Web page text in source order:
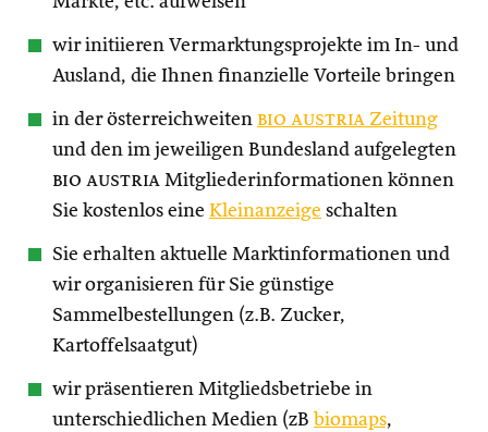
wir initiieren Vermarktungsprojekte im In- und
Ausland, die Ihnen finanzielle Vorteile bringen
in der österreichweiten bio austria Zeitung
und den im jeweiligen Bundesland aufgelegten
bio austria Mitgliederinformationen können
Sie kostenlos eine Kleinanzeige schalten
Sie erhalten aktuelle Marktinformationen und
wir organisieren für Sie günstige
Sammelbestellungen (z.B. Zucker,
Kartoffelsaatgut)
wir präsentieren Mitgliedsbetriebe in
unterschiedlichen Medien (zB biomaps,